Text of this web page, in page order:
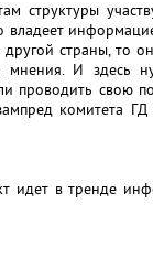
структуры
владеет
страны, то
И здесь
проводить свою
комитета
идет в тренде